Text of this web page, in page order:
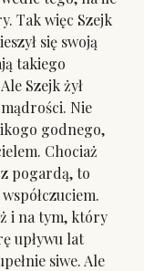
Tak więc Szejk
się swoją
takiego
Szejk żył
Nie
godnego,
Chociaż
pogardą, to
i na tym, który
upływu lat
siwe. Ale